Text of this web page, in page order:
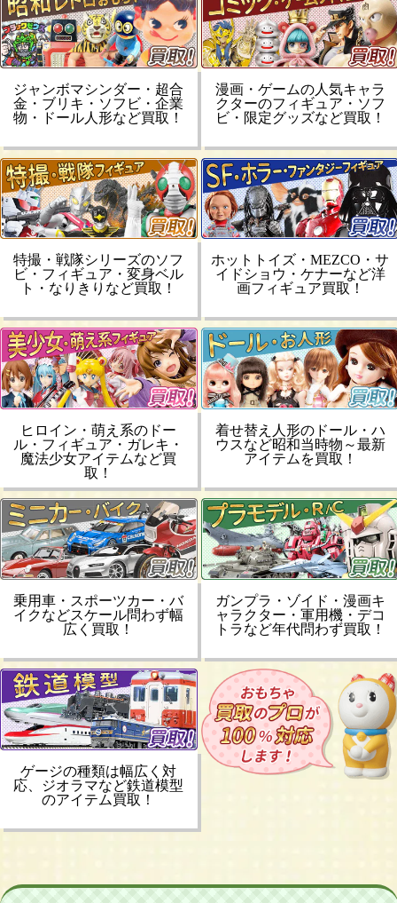
ジャンボマシンダー・超合
金・ブリキ・ソフビ・企業
物・ドール人形など買取！
漫画・ゲームの人気キャラ
クターのフィギュア・ソフ
ビ・限定グッズなど買取！
特撮・戦隊シリーズのソフ
ビ・フィギュア・変身ベル
ト・なりきりなど買取！
ホットトイズ・MEZCO・サ
イドショウ・ケナーなど洋
画フィギュア買取！
ヒロイン・萌え系のドー
ル・フィギュア・ガレキ・
魔法少女アイテムなど買
取！
着せ替え人形のドール・ハ
ウスなど昭和当時物～最新
アイテムを買取！
乗用車・スポーツカー・バ
イクなどスケール問わず幅
広く買取！
ガンプラ・ゾイド・漫画キ
ャラクター・軍用機・デコ
トラなど年代問わず買取！
ゲージの種類は幅広く対
応、ジオラマなど鉄道模型
のアイテム買取！